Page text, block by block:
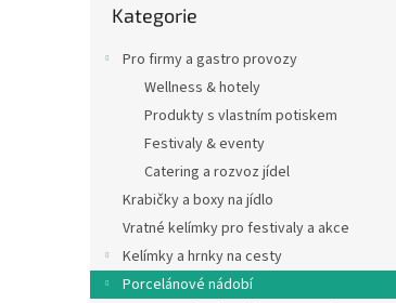
l
kategorie
Kategorie
Pro firmy a gastro provozy
Wellness & hotely
Produkty s vlastním potiskem
Festivaly & eventy
Catering a rozvoz jídel
Krabičky a boxy na jídlo
Vratné kelímky pro festivaly a akce
Kelímky a hrnky na cesty
Porcelánové nádobí